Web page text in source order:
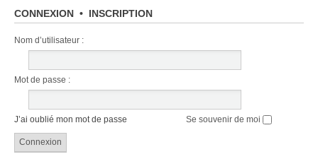
CONNEXION • INSCRIPTION
Nom d’utilisateur :
Mot de passe :
J’ai oublié mon mot de passe Se souvenir de moi